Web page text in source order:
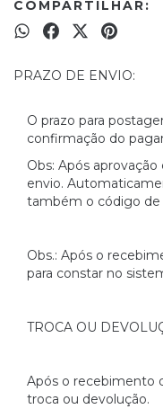
COMPARTILHAR:
PRAZO DE ENVIO:
O prazo para
confirmação do
Obs: Após
envio.
também o código de
Obs.: Após o
para constar no
TROCA OU
Após o recebimento
troca ou devolução.